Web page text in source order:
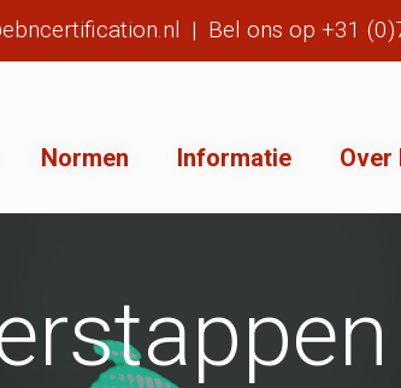
| Bel ons op +31
Normen Informatie Over